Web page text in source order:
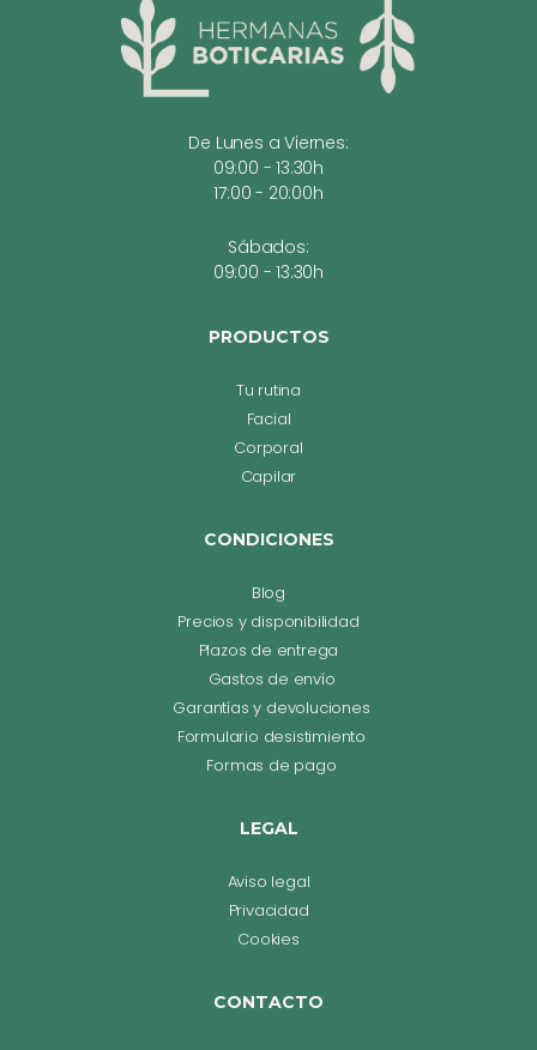
De Lunes a Viernes:
09:00 - 13:30h
17:00 - 20:00h
Sábados:
09:00 - 13:30h
PRODUCTOS
Tu rutina
Facial
Corporal
Capilar
CONDICIONES
Blog
Precios y disponibilidad
Plazos de entrega
Gastos de envío
Garantías y devoluciones
Formulario desistimiento
Formas de pago
LEGAL
Aviso legal
Privacidad
Cookies
CONTACTO